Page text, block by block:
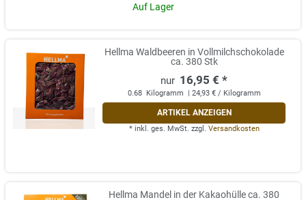
Auf Lager
Hellma Waldbeeren in Vollmilchschokolade
ca. 380 Stk
16,95 € *
0.68 Kilogramm | 24,93 € / Kilogramm
ARTIKEL ANZEIGEN
* inkl. ges. MwSt. zzgl. Versandkosten
Hellma Mandel in der Kakaohülle ca. 380